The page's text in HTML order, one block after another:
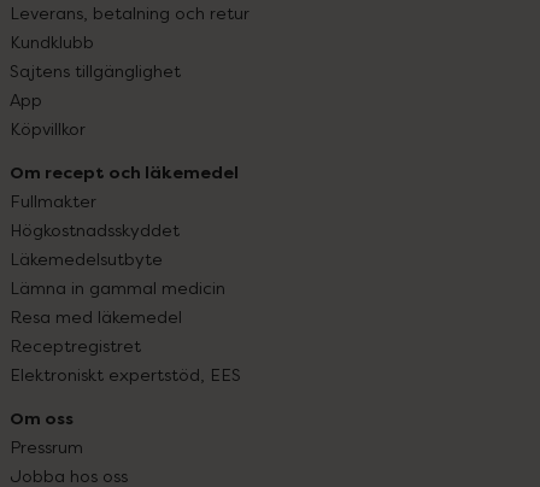
Leverans, betalning och retur
Kundklubb
Sajtens tillgänglighet
App
Köpvillkor
Om recept och läkemedel
Fullmakter
Högkostnadsskyddet
Läkemedelsutbyte
Lämna in gammal medicin
Resa med läkemedel
Receptregistret
Elektroniskt expertstöd, EES
Om oss
Pressrum
Jobba hos oss